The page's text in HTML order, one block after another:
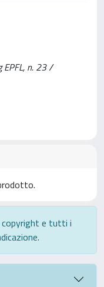
EPFL, n. 23 /
copyright e tutti i